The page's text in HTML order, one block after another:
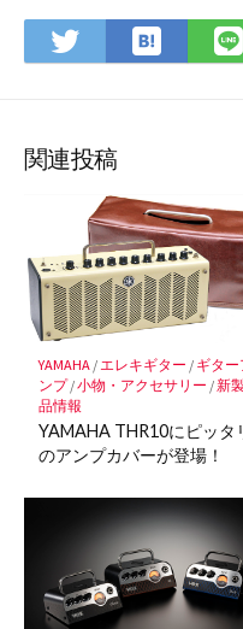
Twitter
で
ア
は
て
マ
ー
ク
に
保
存
関連投稿
YAMAHA/エレキギター / ギター
ンプ/小物・アクセサリー /新
品情報
YAMAHA THR10にピッタ
のアンプカバーが登場！